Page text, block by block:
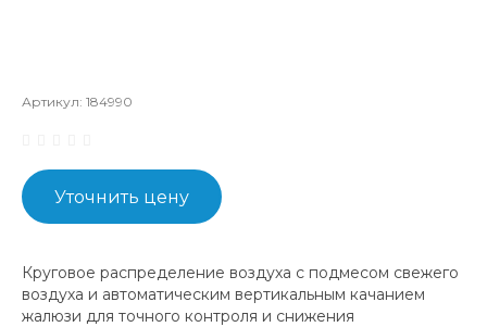
Артикул: 184990
Уточнить цену
Круговое распределение воздуха с подмесом свежего
воздуха и автоматическим вертикальным качанием
жалюзи для точного контроля и снижения